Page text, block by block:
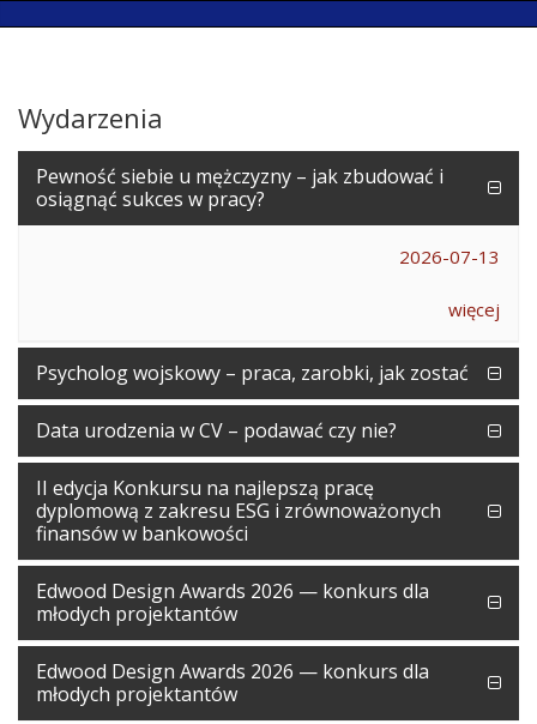
Wydarzenia
Pewność siebie u mężczyzny – jak zbudować i
osiągnąć sukces w pracy?
2026-07-13
więcej
Psycholog wojskowy – praca, zarobki, jak zostać
Data urodzenia w CV – podawać czy nie?
II edycja Konkursu na najlepszą pracę
dyplomową z zakresu ESG i zrównoważonych
finansów w bankowości
Edwood Design Awards 2026 — konkurs dla
młodych projektantów
Edwood Design Awards 2026 — konkurs dla
młodych projektantów